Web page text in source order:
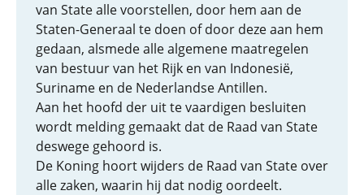
van State alle voorstellen, door hem aan de
Staten-Generaal te doen of door deze aan hem
gedaan, alsmede alle algemene maatregelen
van bestuur van het Rijk en van Indonesië,
Suriname en de Nederlandse Antillen.
Aan het hoofd der uit te vaardigen besluiten
wordt melding gemaakt dat de Raad van State
deswege gehoord is.
De Koning hoort wijders de Raad van State over
alle zaken, waarin hij dat nodig oordeelt.